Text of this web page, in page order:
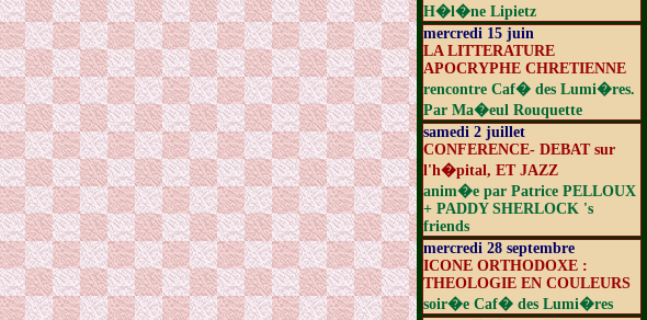
H�l�ne Lipietz
mercredi 15 juin
LA LITTERATURE
APOCRYPHE CHRETIENNE
rencontre Caf� des Lumi�res.
Par Ma�eul Rouquette
samedi 2 juillet
CONFERENCE- DEBAT sur
l'h�pital, ET JAZZ
anim�e par Patrice PELLOUX
+ PADDY SHERLOCK 's
friends
mercredi 28 septembre
ICONE ORTHODOXE :
THEOLOGIE EN COULEURS
soir�e Caf� des Lumi�res